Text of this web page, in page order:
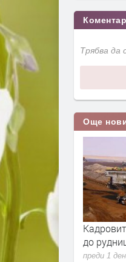
Трябва
Още
е скочила с
до
преди 1 ден